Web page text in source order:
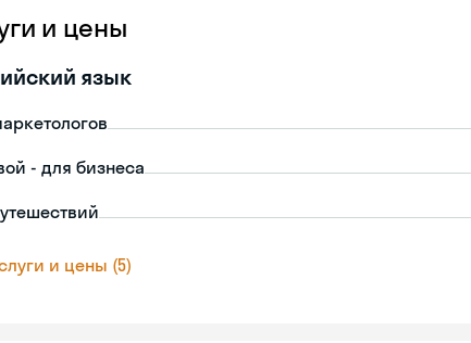
и цены
язык
- для бизнеса
и цены (5)